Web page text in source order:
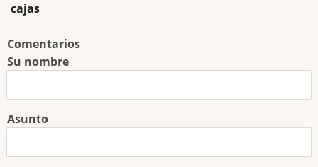
cajas
Comentarios
Su nombre
Asunto